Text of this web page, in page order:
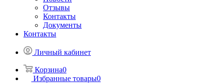
Отзывы
Контакты
Документы
Контакты
Личный кабинет
Корзина0
Избранные товары0